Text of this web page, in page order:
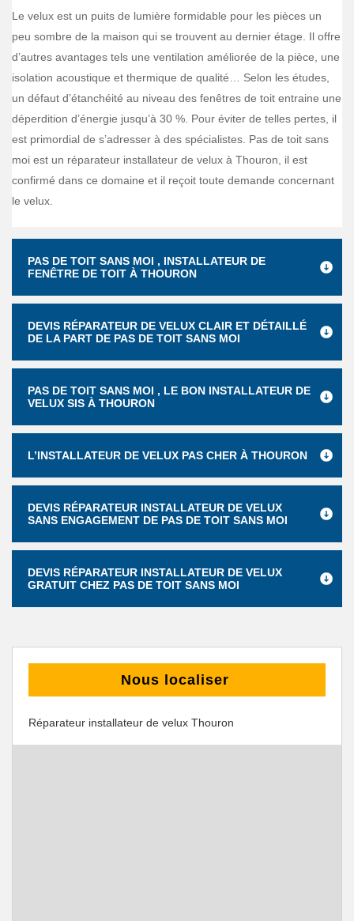
Le velux est un puits de lumière formidable pour les pièces un
peu sombre de la maison qui se trouvent au dernier étage. Il offre
d’autres avantages tels une ventilation améliorée de la pièce, une
isolation acoustique et thermique de qualité… Selon les études,
un défaut d’étanchéité au niveau des fenêtres de toit entraine une
déperdition d’énergie jusqu’à 30 %. Pour éviter de telles pertes, il
est primordial de s’adresser à des spécialistes. Pas de toit sans
moi est un réparateur installateur de velux à Thouron, il est
confirmé dans ce domaine et il reçoit toute demande concernant
le velux.
PAS DE TOIT SANS MOI , INSTALLATEUR DE
FENÊTRE DE TOIT À THOURON
DEVIS RÉPARATEUR DE VELUX CLAIR ET DÉTAILLÉ
DE LA PART DE PAS DE TOIT SANS MOI
PAS DE TOIT SANS MOI , LE BON INSTALLATEUR DE
VELUX SIS À THOURON
L’INSTALLATEUR DE VELUX PAS CHER À THOURON
DEVIS RÉPARATEUR INSTALLATEUR DE VELUX
SANS ENGAGEMENT DE PAS DE TOIT SANS MOI
DEVIS RÉPARATEUR INSTALLATEUR DE VELUX
GRATUIT CHEZ PAS DE TOIT SANS MOI
Nous localiser
Réparateur installateur de velux Thouron